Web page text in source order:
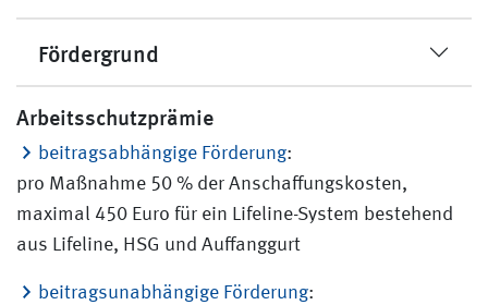
Fördergrund
Arbeitsschutzprämie
beitragsabhängige Förderung:
pro Maßnahme 50 % der Anschaffungskosten,
maximal 450 Euro für ein Lifeline-System bestehend
aus Lifeline, HSG und Auffanggurt
beitragsunabhängige Förderung: